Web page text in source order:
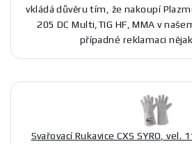
vkládá důvěru tím, že nakoupí
205 DC Multi,TIG HF, MMA v
případné reklamaci
Svařovací Rukavice CXS SYRO, vel.